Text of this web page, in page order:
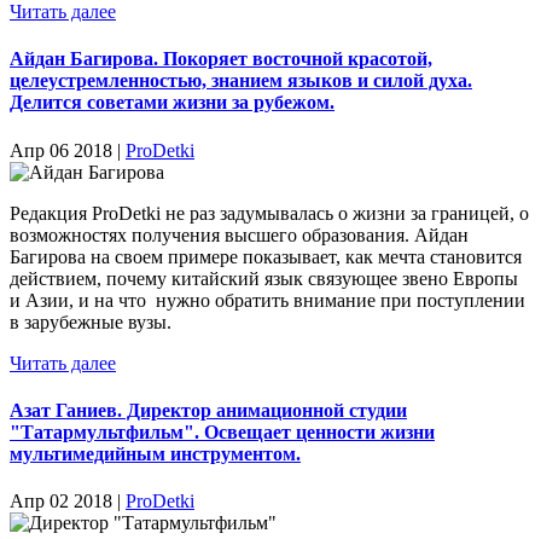
Читать далее
Айдан Багирова. Покоряет восточной красотой,
целеустремленностью, знанием языков и силой духа.
Делится советами жизни за рубежом.
Апр 06 2018 | ProDetki
Редакция ProDetki не раз задумывалась о жизни за границей, о
возможностях получения высшего образования. Айдан
Багирова на своем примере показывает, как мечта становится
действием, почему китайский язык связующее звено Европы
и Азии, и на что нужно обратить внимание при поступлении
в зарубежные вузы.
Читать далее
Азат Ганиев. Директор анимационной студии
"Татармультфильм". Освещает ценности жизни
мультимедийным инструментом.
Апр 02 2018 | ProDetki